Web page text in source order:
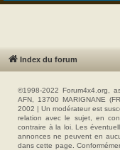
Index du forum
©1998-2022 Forum4x4.org,
AFN, 13700 MARIGNANE
2002 | Un modérateur est
relation avec le sujet, en
contraire à la loi. Les
annonces ne peuvent en
dans cette page.